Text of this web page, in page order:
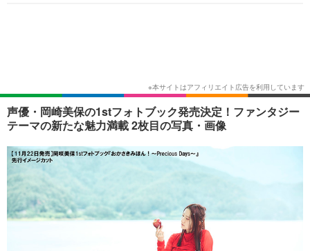
ショッピング その他
声優・岡崎美保の1stフォトブック発売決定！ファンタジー
テーマの新たな魅力満載 2枚目の写真・画像